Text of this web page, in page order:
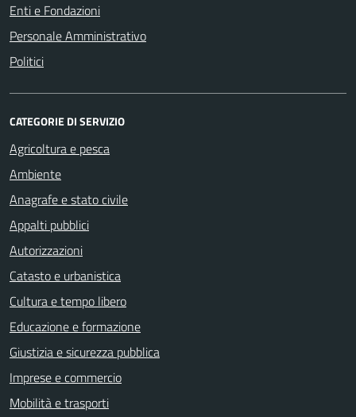
Enti e Fondazioni
Personale Amministrativo
Politici
CATEGORIE DI SERVIZIO
Agricoltura e pesca
Ambiente
Anagrafe e stato civile
Appalti pubblici
Autorizzazioni
Catasto e urbanistica
Cultura e tempo libero
Educazione e formazione
Giustizia e sicurezza pubblica
Imprese e commercio
Mobilità e trasporti